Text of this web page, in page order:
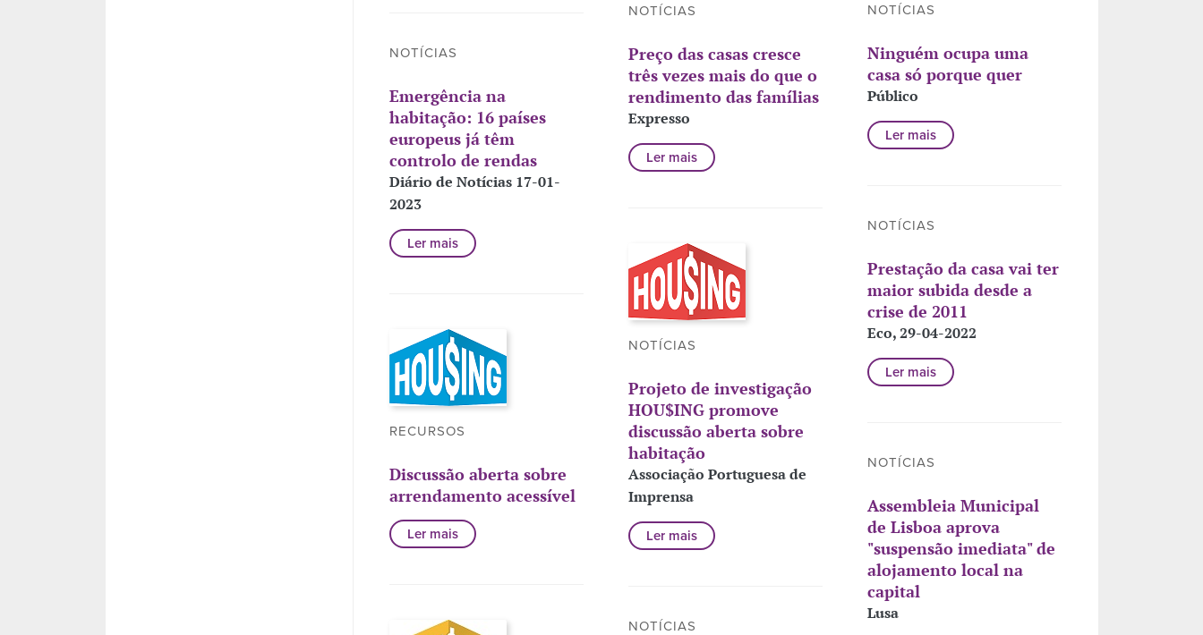
NOTÍCIAS
Emergência na
habitação: 16 países
europeus já têm
controlo de rendas
Diário de Notícias 17-01-
2023
Ler mais
RECURSOS
Discussão aberta sobre
arrendamento acessível
Ler mais
NOTÍCIAS
Preço das casas cresce
três vezes mais do que o
rendimento das famílias
Expresso
Ler mais
NOTÍCIAS
Ninguém ocupa uma
casa só porque quer
Público
Ler mais
NOTÍCIAS
Projeto de investigação
HOU$ING promove
discussão aberta sobre
habitação
Associação Portuguesa de
Imprensa
Ler mais
NOTÍCIAS
Prestação da casa vai ter
maior subida desde a
crise de 2011
Eco, 29-04-2022
Ler mais
NOTÍCIAS
NOTÍCIAS
Assembleia Municipal
de Lisboa aprova
"suspensão imediata" de
alojamento local na
capital
Lusa